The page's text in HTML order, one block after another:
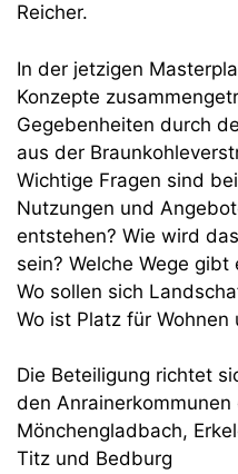
Reicher.
In der jetzigen
Konzepte
Gegebenheiten durch
aus der
Wichtige Fragen sind
Nutzungen und
entstehen? Wie wird
sein? Welche Wege
Wo sollen sich
Wo ist Platz für Wohnen
Die Beteiligung richtet
den
Mönchengladbach,
Titz und Bedburg